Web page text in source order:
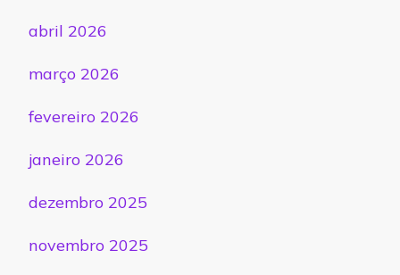
abril 2026
março 2026
fevereiro 2026
janeiro 2026
dezembro 2025
novembro 2025